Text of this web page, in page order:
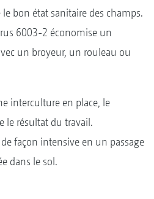
bon état sanitaire des champs.
6003-2 économise un
un broyeur, un rouleau ou
interculture en place, le
le résultat du travail.
façon intensive en un passage
dans le sol.